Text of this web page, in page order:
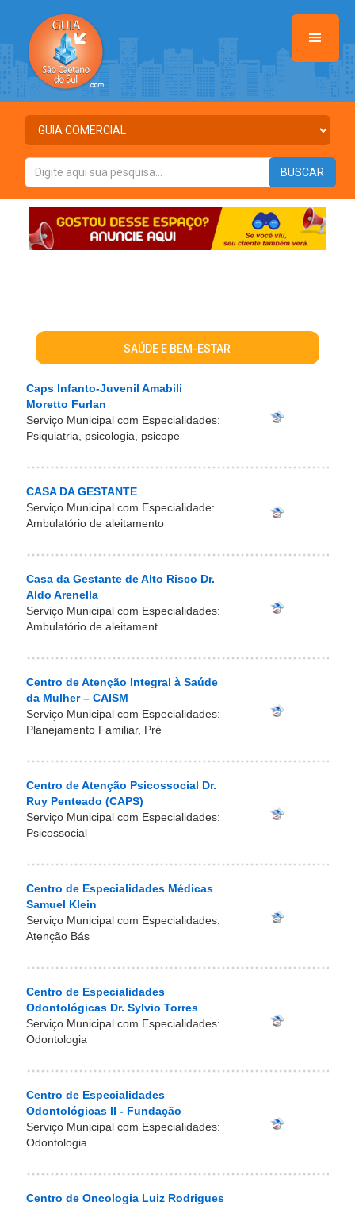
SAÚDE E BEM-ESTAR
Caps Infanto-Juvenil Amabili
Moretto Furlan
Serviço Municipal com Especialidades:
Psiquiatria, psicologia, psicope
CASA DA GESTANTE
Serviço Municipal com Especialidade:
Ambulatório de aleitamento
Casa da Gestante de Alto Risco Dr.
Aldo Arenella
Serviço Municipal com Especialidades:
Ambulatório de aleitament
Centro de Atenção Integral à Saúde
da Mulher – CAISM
Serviço Municipal com Especialidades:
Planejamento Familiar, Pré
Centro de Atenção Psicossocial Dr.
Ruy Penteado (CAPS)
Serviço Municipal com Especialidades:
Psicossocial
Centro de Especialidades Médicas
Samuel Klein
Serviço Municipal com Especialidades:
Atenção Bás
Centro de Especialidades
Odontológicas Dr. Sylvio Torres
Serviço Municipal com Especialidades:
Odontologia
Centro de Especialidades
Odontológicas II - Fundação
Serviço Municipal com Especialidades:
Odontologia
Centro de Oncologia Luiz Rodrigues